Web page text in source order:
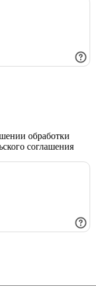
обработки
соглашения